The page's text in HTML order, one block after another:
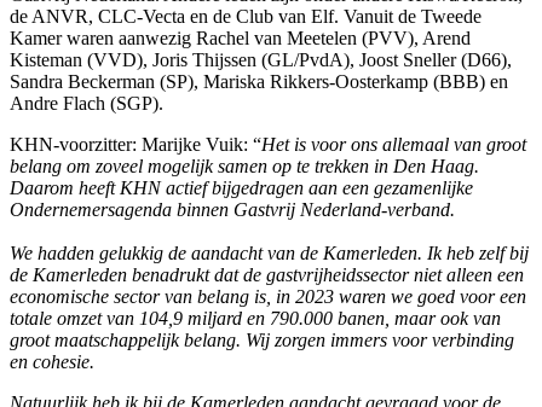
de ANVR, CLC-Vecta en de Club van Elf. Vanuit de Tweede
Kamer waren aanwezig Rachel van Meetelen (PVV), Arend
Kisteman (VVD), Joris Thijssen (GL/PvdA), Joost Sneller (D66),
Sandra Beckerman (SP), Mariska Rikkers-Oosterkamp (BBB) en
Andre Flach (SGP).
KHN-voorzitter: Marijke Vuik: “Het is voor ons allemaal van groot
belang om zoveel mogelijk samen op te trekken in Den Haag.
Daarom heeft KHN actief bijgedragen aan een gezamenlijke
Ondernemersagenda binnen Gastvrij Nederland-verband.
We hadden gelukkig de aandacht van de Kamerleden. Ik heb zelf bij
de Kamerleden benadrukt dat de gastvrijheidssector niet alleen een
economische sector van belang is, in 2023 waren we goed voor een
totale omzet van 104,9 miljard en 790.000 banen, maar ook van
groot maatschappelijk belang. Wij zorgen immers voor verbinding
en cohesie.
Natuurlijk heb ik bij de Kamerleden aandacht gevraagd voor de